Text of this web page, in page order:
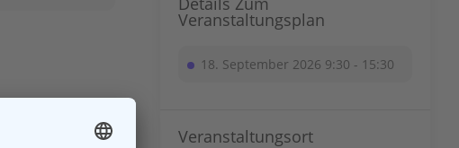
gelegt.
Veranstaltungsplan
18. September 2026 9:30 - 15:30
Veranstaltungsort